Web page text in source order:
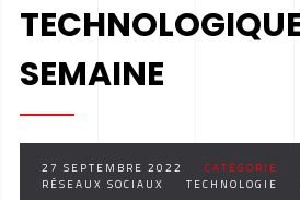
SEMAINE
27 SEPTEMBRE 2022
CATÉGORIE :
RÉSEAUX SOCIAUX
TECHNOLOGIE